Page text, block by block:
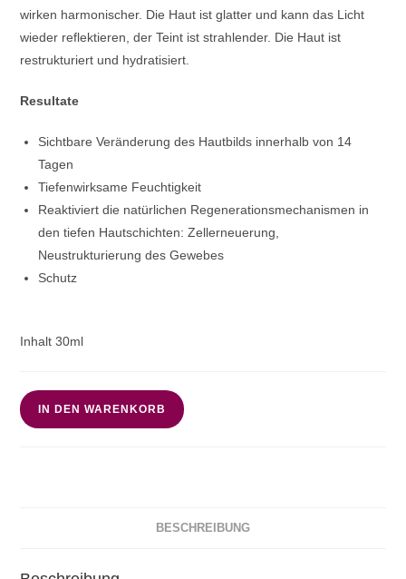
wirken harmonischer. Die Haut ist glatter und kann das Licht
wieder reflektieren, der Teint ist strahlender. Die Haut ist
restrukturiert und hydratisiert.
Resultate
Sichtbare Veränderung des Hautbilds innerhalb von 14
Tagen
Tiefenwirksame Feuchtigkeit
Reaktiviert die natürlichen Regenerationsmechanismen in
den tiefen Hautschichten:Zellerneuerung,
Neustrukturierung des Gewebes
Schutz
Inhalt 30ml
Teoxane
RHA
IN DEN WARENKORB
BESCHREIBUNG